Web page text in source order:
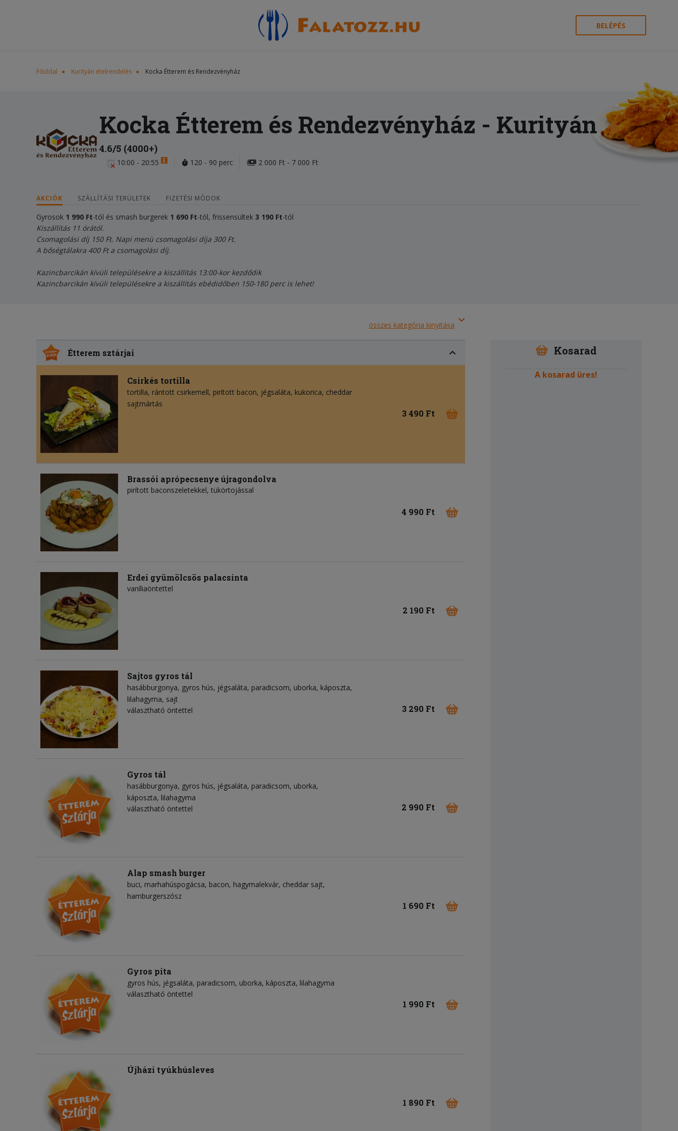
BELÉPÉS
Főoldal Kurityán ételrendelés Kocka Étterem és Rendezvényház
Kocka Étterem és Rendezvényház - Kurityán
4.6/5 (4000+)
10:00 - 20:55 120 - 90 perc 2 000 Ft - 7 000 Ft
AKCIÓK SZÁLLÍTÁSI TERÜLETEK FIZETÉSI MÓDOK
Gyrosok 1 990 Ft-tól és smash burgerek 1 690 Ft-tól, frissensültek 3 190 Ft-tól
Kiszállítás 11 órától.
Csomagolási díj 150 Ft. Napi menü csomagolási díja 300 Ft.
A bőségtálakra 400 Ft a csomagolási díj.
Kazincbarcikán kívüli településekre a kiszállítás 13:00-kor kezdődik
Kazincbarcikán kívüli településekre a kiszállítás ebédidőben 150-180 perc is lehet!
összes kategória kinyitása
Étterem sztárjai
Csirkés tortilla
tortilla rántott csirkemell pirított bacon jégsaláta kukorica cheddar
sajtmártás
3 490 Ft
Brassói aprópecsenye újragondolva
pirított baconszeletekkel, tükörtojással
4 990 Ft
Erdei gyümölcsös palacsinta
vaníliaöntettel
2 190 Ft
Sajtos gyros tál
hasábburgonya gyros hús jégsaláta paradicsom uborka káposzta
lilahagyma sajt
választható öntettel
3 290 Ft
Gyros tál
hasábburgonya gyros hús jégsaláta paradicsom uborka
káposzta lilahagyma
választható öntettel
2 990 Ft
Alap smash burger
buci marhahúspogácsa bacon hagymalekvár cheddar sajt
hamburgerszósz
1 690 Ft
Gyros pita
gyros hús jégsaláta paradicsom uborka káposzta lilahagyma
választható öntettel
1 990 Ft
Újházi tyúkhúsleves
1 890 Ft
Kosarad
A kosarad üres!